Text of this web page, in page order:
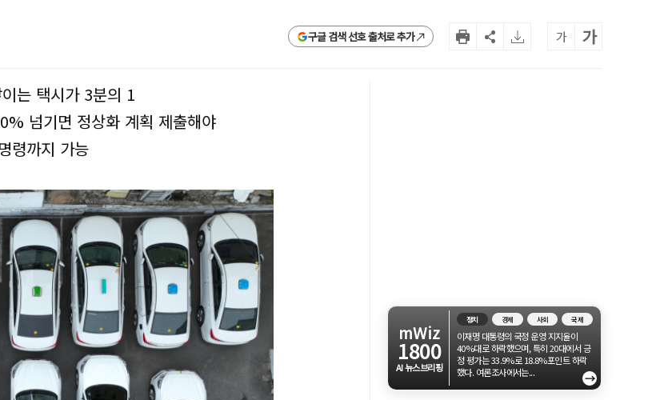
구글 검색 선호 출처로 추가 가 가
는 택시가 3분의 1
넘기면 정상화 계획 제출해야
령까지 가능
mWiz
1800
AI 뉴스브리핑
정치 경제 사회 국제
이재명 대통령의 국정 운영 지지율이
40%대로 하락했으며, 특히 20대에서 긍
정 평가는 33.9%로 18.8%포인트 하락
했다. 여론조사에서는...
→